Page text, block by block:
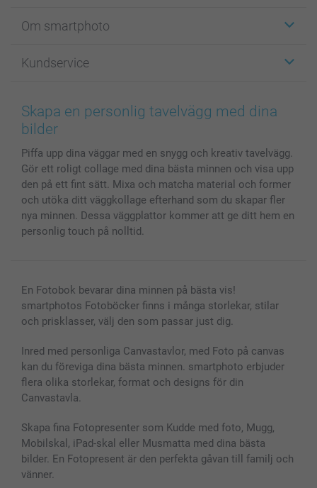
Fotokort
Fotoböcker
Bilder, Fotoförstoring & Fotohäften
Skal till Mobil & Surfplatta
Fotoalmanackor & Fotoagenda
Fotoramar & Tillbehör
Presentkort
Alla fotoprodukter
Om smartphoto
För affiliates
Cookie Policy
Sitemap
Investor Relations
Kundservice
smartgaranti
smartbonus
Status på beställningar
Skapa en personlig tavelvägg med dina
bilder
Piffa upp dina väggar med en snygg och kreativ tavelvägg.
Gör ett roligt collage med dina bästa minnen och visa upp
den på ett fint sätt. Mixa och matcha material och former
och utöka ditt väggkollage efterhand som du skapar fler
nya minnen. Dessa väggplattor kommer att ge ditt hem en
personlig touch på nolltid.
En Fotobok bevarar dina minnen på bästa vis!
smartphotos Fotoböcker finns i många storlekar, stilar
och prisklasser, välj den som passar just dig.
Inred med personliga Canvastavlor, med Foto på canvas
kan du föreviga dina bästa minnen. smartphoto erbjuder
flera olika storlekar, format och designs för din
Canvastavla.
Skapa fina Fotopresenter som Kudde med foto, Mugg,
Mobilskal, iPad-skal eller Musmatta med dina bästa
bilder. En Fotopresent är den perfekta gåvan till familj och
vänner.